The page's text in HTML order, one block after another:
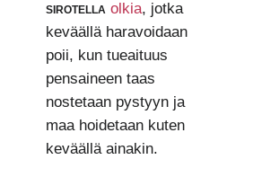
sirotella olkia, jotka
keväällä haravoidaan
poii, kun tueaituus
pensaineen taas
nostetaan pystyyn ja
maa hoidetaan kuten
keväällä ainakin.